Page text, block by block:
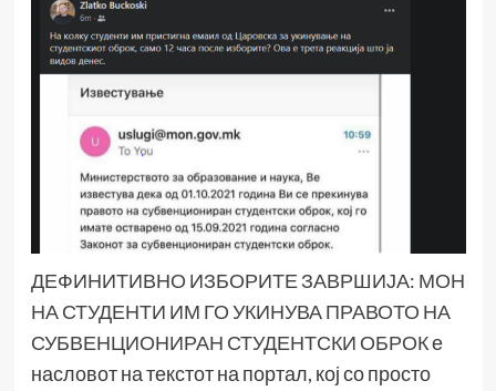
ДЕФИНИТИВНО ИЗБОРИТЕ ЗАВРШИЈА: МОН
НА СТУДЕНТИ ИМ ГО УКИНУВА ПРАВОТО НА
СУБВЕНЦИОНИРАН СТУДЕНТСКИ ОБРОКе
насловот на текстот на портал, кој со просто